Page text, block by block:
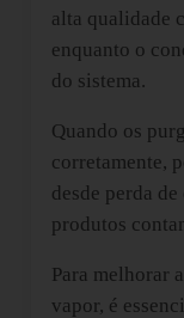
alta qualidade
enquanto o
do sistema.
Quando os
corretamente,
desde perda
produtos
Para melhorar
vapor, é